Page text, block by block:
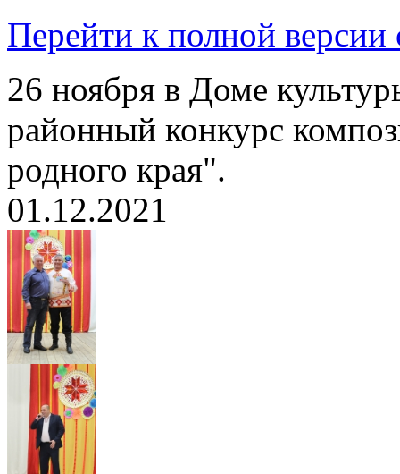
Перейти к полной версии
26 ноября в Доме
районный конкурс
родного края".
01.12.2021